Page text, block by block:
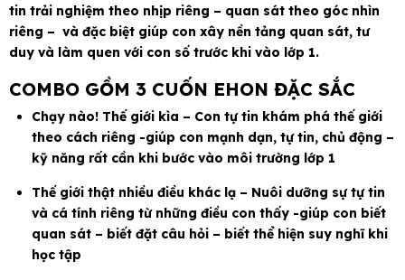
tin trải nghiệm theo nhịp riêng – quan sát theo góc nhìn
riêng – và đặc biệt giúp con xây nền tảng quan sát, tư
duy và làm quen với con số trước khi vào lớp 1.
COMBO GỒM 3 CUỐN EHON ĐẶC SẮC
Chạy nào! Thế giới kìa – Con tự tin khám phá thế giới
theo cách riêng -giúp con mạnh dạn, tự tin, chủ động –
kỹ năng rất cần khi bước vào môi trường lớp 1
Thế giới thật nhiều điều khác lạ – Nuôi dưỡng sự tự tin
và cá tính riêng từ những điều con thấy -giúp con biết
quan sát – biết đặt câu hỏi – biết thể hiện suy nghĩ khi
học tập